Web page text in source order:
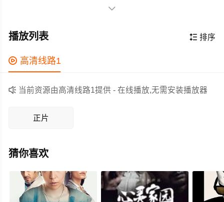
贝伯格,凯撒·博尔东,莱昂纳多·斯巴拉格利亚,沃尔特·多纳
托,奥斯马·努涅斯,赫尔曼·德·席尔瓦,艾丽卡·里瓦斯,地亚哥·
心弦，领广大剧情片爱好者和观众们都期待不已。
事构成。影片是一次对于人类失控行径的颠覆性创作，从
境的普通人这一题材的偏爱，都可以清晰地看到南美鬼才
导演达米安·斯兹弗隆与阿莫多瓦在创作方面的相似之处。
不过，斯兹弗隆仍然通过这部影片发出了自己独特的声
会的尖锐抨击。
作为一部 上映的剧情电影，在当期同类题材影片中具有一
定的看点，在演员表现和剧情架构上也都有不错的亮点，
剧情紧凑，角色塑造鲜明，适合喜欢剧情类电影的观众观

 排序
播放列表
 高清线路1
 当前资源由高清线路1提供 - 在线播放,无需安装播放器
正片
猜你喜欢